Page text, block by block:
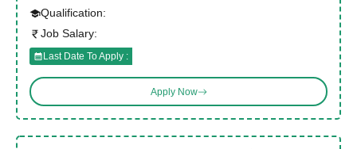
Qualification:
Job Salary:
Last Date To Apply :
Apply Now